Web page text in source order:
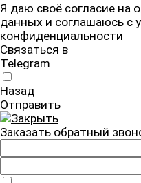
Я даю своё согласие на
данных и соглашаюсь с
конфиденциальности
Связаться в
Telegram
Назад
Отправить
Заказать обратный